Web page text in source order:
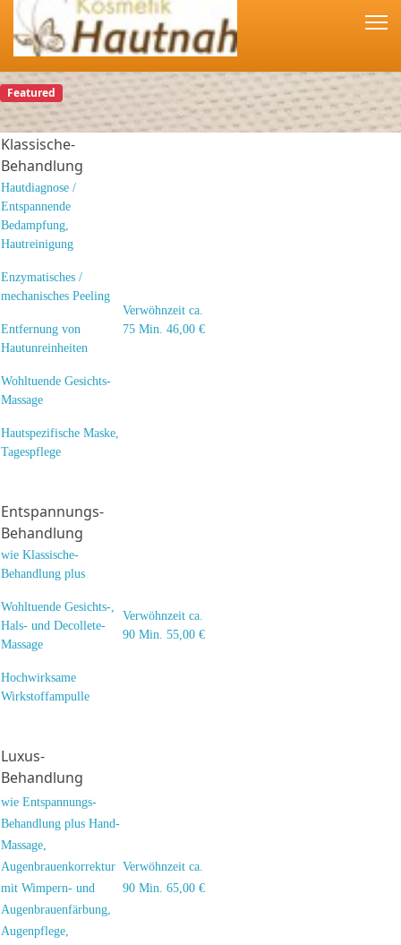
Featured
Klassische-
Behandlung
Hautdiagnose /
Entspannende
Bedampfung,
Hautreinigung
Enzymatisches /
mechanisches Peeling
Entfernung von
Hautunreinheiten
Wohltuende Gesichts-
Massage
Hautspezifische Maske,
Tagespflege
Verwöhnzeit ca.
75 Min. 46,00 €
Entspannungs-
Behandlung
wie Klassische-
Behandlung plus
Wohltuende Gesichts-,
Hals- und Decollete-
Massage
Hochwirksame
Wirkstoffampulle
Verwöhnzeit ca.
90 Min. 55,00 €
Luxus-
Behandlung
wie Entspannungs-
Behandlung plus Hand-
Massage,
Augenbrauenkorrektur
mit Wimpern- und
Augenbrauenfärbung,
Augenpflege,
Verwöhnzeit ca.
90 Min. 65,00 €